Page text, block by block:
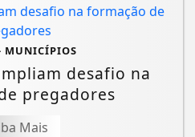
MUNICÍPIOS
desafio na
pregadores
Mais